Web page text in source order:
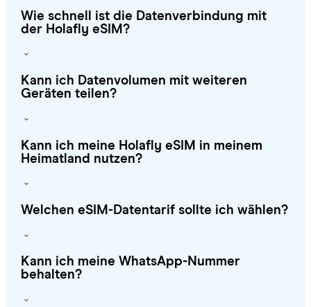
Wie schnell ist die Datenverbindung mit
der Holafly eSIM?
Kann ich Datenvolumen mit weiteren
Geräten teilen?
Kann ich meine Holafly eSIM in meinem
Heimatland nutzen?
Welchen eSIM-Datentarif sollte ich wählen?
Kann ich meine WhatsApp-Nummer
behalten?